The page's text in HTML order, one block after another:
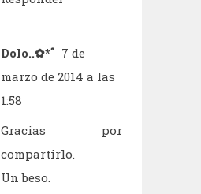
Dolo..✿*ﾟ 7 de
marzo de 2014 a las
1:58
Gracias por
compartirlo.
Un beso.